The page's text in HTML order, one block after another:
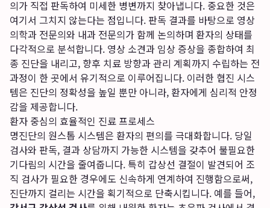
의가 직접 판독하여 미세한 병변까지 찾아냅니다. 중요한 것은
여기서 그치지 않는다는 점입니다. 판독 결과를 바탕으로 영상
의학과 전문의와 내과 전문의가 함께 논의하며 환자의 상태를
다각적으로 분석합니다. 영상 소견과 임상 증상을 종합하여 최
종 진단을 내리고, 향후 치료 방향과 관리 계획까지 수립하는 전
과정이 한 곳에서 유기적으로 이루어집니다. 이러한 협진 시스
템은 진단의 정확성을 높일 뿐만 아니라, 환자에게 심리적 안정
감을 제공합니다.
환자 중심의 효율적인 진료 프로세스
명진단의 원스톱 시스템은 환자의 편의를 극대화합니다. 당일
검사와 판독, 결과 상담까지 가능한 시스템을 갖추어 불필요한
기다림의 시간을 줄여줍니다. 특히 갑상선 결절이 발견되어 조
직 검사가 필요한 경우에도 신속하게 연계하여 진행함으로써,
진단까지 걸리는 시간을 획기적으로 단축시킵니다. 예를 들어,